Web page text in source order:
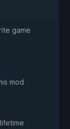
game
mod